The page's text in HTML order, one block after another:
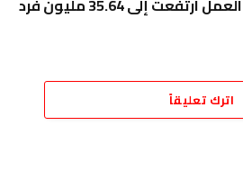
اترك تعليقاً